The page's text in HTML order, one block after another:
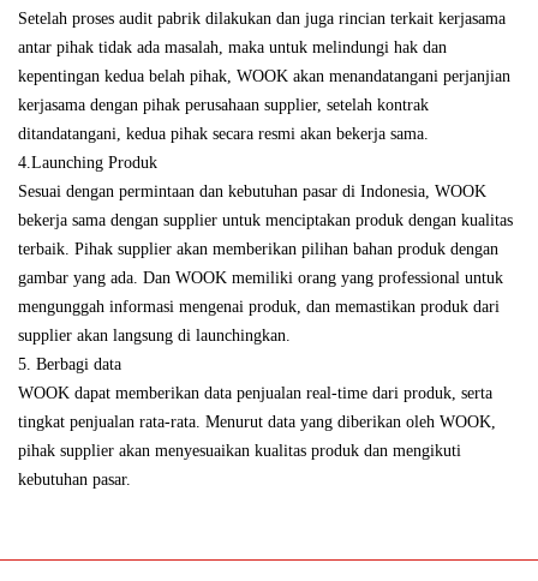
Setelah proses audit pabrik dilakukan dan juga rincian terkait kerjasama
antar pihak tidak ada masalah, maka untuk melindungi hak dan
kepentingan kedua belah pihak, WOOK akan menandatangani perjanjian
kerjasama dengan pihak perusahaan supplier, setelah kontrak
ditandatangani, kedua pihak secara resmi akan bekerja sama.
4.Launching Produk
Sesuai dengan permintaan dan kebutuhan pasar di Indonesia, WOOK
bekerja sama dengan supplier untuk menciptakan produk dengan kualitas
terbaik. Pihak supplier akan memberikan pilihan bahan produk dengan
gambar yang ada. Dan WOOK memiliki orang yang professional untuk
mengunggah informasi mengenai produk, dan memastikan produk dari
supplier akan langsung di launchingkan.
5. Berbagi data
WOOK dapat memberikan data penjualan real-time dari produk, serta
tingkat penjualan rata-rata. Menurut data yang diberikan oleh WOOK,
pihak supplier akan menyesuaikan kualitas produk dan mengikuti
kebutuhan pasar.